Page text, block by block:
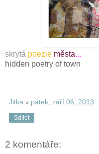
skrytá poezie města...
hidden poetry of town
Jitka v pátek, září 06, 2013
Sdílet
2 komentáře: